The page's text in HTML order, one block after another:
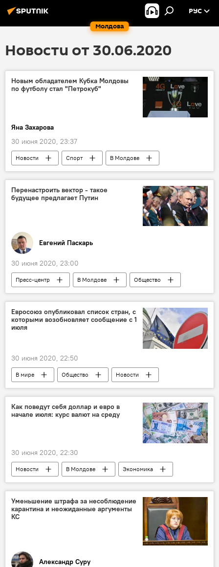
Молдова
РУС
Новости от 30.06.2020
Новым обладателем Кубка Молдовы
по футболу стал "Петрокуб"
Яна Захарова
30 июня 2020, 23:37
Новости Спорт В Молдове
Перенастроить вектор - такое
будущее предлагает Путин
Евгений Паскарь
30 июня 2020, 23:00
Пресс-центр В Молдове
Общество
Вторая мировая война
Великая Отечественная война
Владимир Путин
Евросоюз опубликовал список стран, с
которыми возобновляет сообщение с 1
июля
30 июня 2020, 22:50
В мире Общество
Новости
Коронавирус
Как поведут себя доллар и евро в
начале июля: курс валют на среду
30 июня 2020, 22:30
Новости В Молдове Экономика
Уменьшение штрафа за несоблюдение
карантина и неожиданные аргументы
КС
Александр Суру